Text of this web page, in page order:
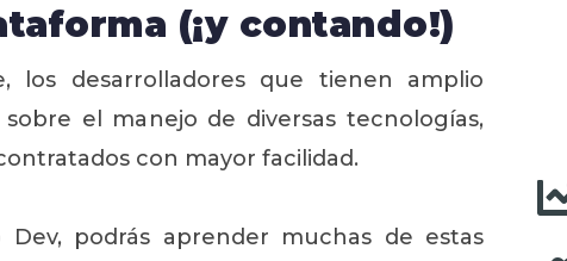
(¡y contando!)
los desarrolladores que tienen amplio
el manejo de diversas tecnologías,
con mayor facilidad.
Dev, podrás aprender muchas de estas